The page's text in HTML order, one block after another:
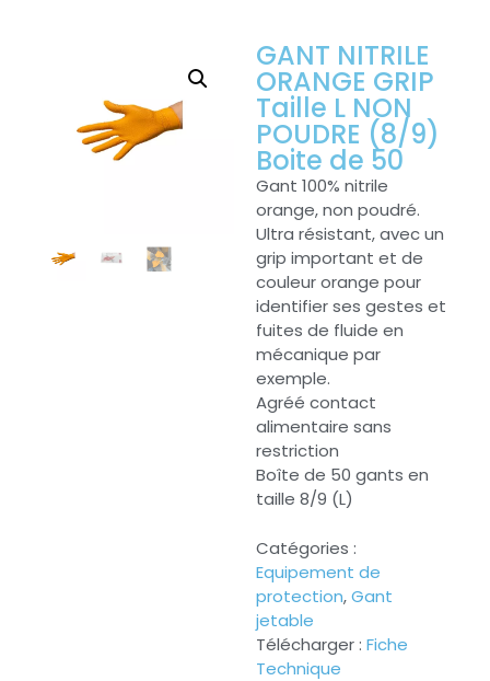
GANT NITRILE
ORANGE GRIP
Taille L NON
POUDRE (8/9)
Boite de 50
Gant 100% nitrile
orange, non poudré.
Ultra résistant, avec un
grip important et de
couleur orange pour
identifier ses gestes et
fuites de fluide en
mécanique par
exemple.
Agréé contact
alimentaire sans
restriction
Boîte de 50 gants en
taille 8/9 (L)
Catégories :
Equipement de
protection,Gant
jetable
Télécharger : Fiche
Technique